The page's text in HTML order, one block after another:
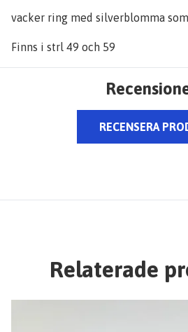
vacker ring med silverblomma
Finns i strl 49 och 59
RECENSERA
Relaterade